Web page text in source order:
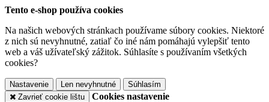
Tento e-shop používa cookies
Na našich webových stránkach používame súbory cookies. Niektoré
z nich sú nevyhnutné, zatiaľ čo iné nám pomáhajú vylepšiť tento
web a váš užívateľský zážitok. Súhlasíte s používaním všetkých
cookies?
Nastavenie Len nevyhnutné
Súhlasím
Zavrieť cookie lištu
Cookies nastavenie